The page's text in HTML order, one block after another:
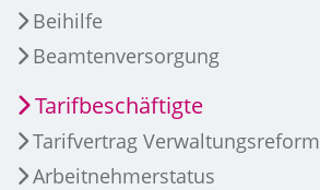
Beihilfe
Beamtenversorgung
Tarifbeschäftigte
Tarifvertrag Verwaltungsreform
Arbeitnehmerstatus